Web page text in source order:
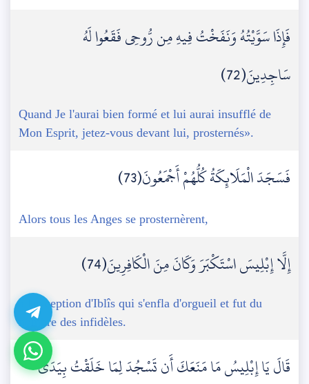
فَإِذَا سَوَّيْتُهُ وَنَفَخْتُ فِيهِ مِن رُّوحِي فَقَعُوا لَهُ
سَاجِدِينَ(72)
Quand Je l'aurai bien formé et lui aurai insufflé de
Mon Esprit, jetez-vous devant lui, prosternés».
فَسَجَدَ الْمَلَائِكَةُ كُلُّهُمْ أَجْمَعُونَ(73)
Alors tous les Anges se prosternèrent,
إِلَّا إِبْلِيسَ اسْتَكْبَرَ وَكَانَ مِنَ الْكَافِرِينَ(74)
à l'exception d'Iblîs qui s'enfla d'orgueil et fut du
nombre des infidèles.
قَالَ يَا إِبْلِيسُ مَا مَنَعَكَ أَن تَسْجُدَ لِمَا خَلَقْتُ بِيَدَيَّ ۖ